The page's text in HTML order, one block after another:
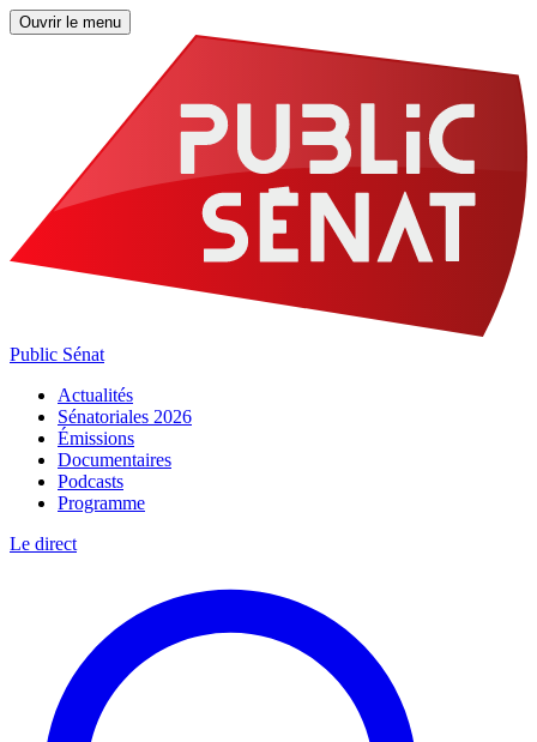
Ouvrir le menu
Public Sénat
Actualités
Sénatoriales 2026
Émissions
Documentaires
Podcasts
Programme
Le direct